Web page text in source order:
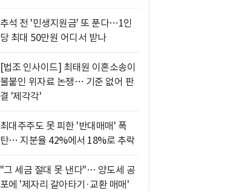
추석 전 '민생지원금' 또 푼다…1인
당 최대 50만원 어디서 받나
[법조 인사이드] 최태원 이혼소송이
불붙인 위자료 논쟁… 기준 없어 판
결 '제각각'
최대주주도 못 피한 '반대매매' 폭
탄… 지분율 42%에서 18%로 추락
"그 세금 절대 못 낸다"… 양도세 공
포에 '제자리 갈아타기·교환 매매'